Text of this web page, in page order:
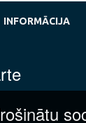
INFORMĀCIJA